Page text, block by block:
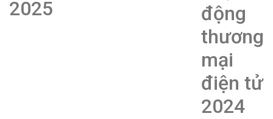
2025
động
thương
mại
điện tử
2024